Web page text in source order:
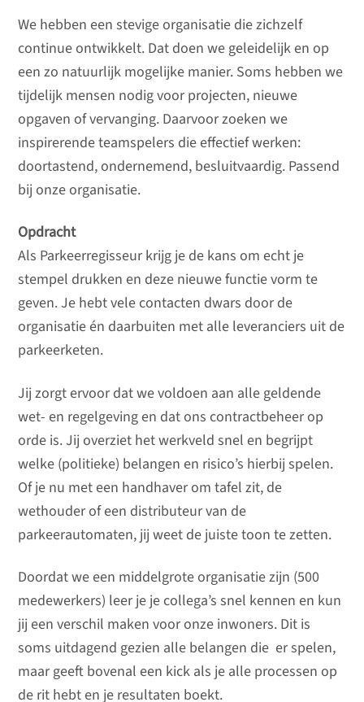
We hebben een stevige organisatie die zichzelf
continue ontwikkelt. Dat doen we geleidelijk en op
een zo natuurlijk mogelijke manier. Soms hebben we
tijdelijk mensen nodig voor projecten, nieuwe
opgaven of vervanging. Daarvoor zoeken we
inspirerende teamspelers die effectief werken:
doortastend, ondernemend, besluitvaardig. Passend
bij onze organisatie.
Opdracht
Als Parkeerregisseur krijg je de kans om echt je
stempel drukken en deze nieuwe functie vorm te
geven. Je hebt vele contacten dwars door de
organisatie én daarbuiten met alle leveranciers uit de
parkeerketen.
Jij zorgt ervoor dat we voldoen aan alle geldende
wet- en regelgeving en dat ons contractbeheer op
orde is. Jij overziet het werkveld snel en begrijpt
welke (politieke) belangen en risico’s hierbij spelen.
Of je nu met een handhaver om tafel zit, de
wethouder of een distributeur van de
parkeerautomaten, jij weet de juiste toon te zetten.
Doordat we een middelgrote organisatie zijn (500
medewerkers) leer je je collega’s snel kennen en kun
jij een verschil maken voor onze inwoners. Dit is
soms uitdagend gezien alle belangen die er spelen,
maar geeft bovenal een kick als je alle processen op
de rit hebt en je resultaten boekt.